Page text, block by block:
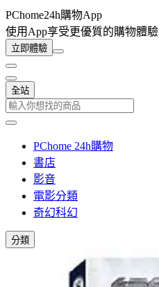
PChome24h購物App
使用App享受更優質的購物體驗
立即體驗
全站
PChome 24h購物
書店
影音
電影分類
奇幻科幻
分類